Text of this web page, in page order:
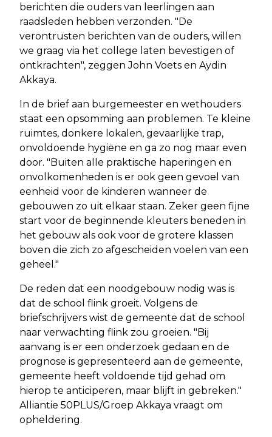
berichten die ouders van leerlingen aan
raadsleden hebben verzonden. "De
verontrusten berichten van de ouders, willen
we graag via het college laten bevestigen of
ontkrachten", zeggen John Voets en Aydin
Akkaya.
In de brief aan burgemeester en wethouders
staat een opsomming aan problemen. Te kleine
ruimtes, donkere lokalen, gevaarlijke trap,
onvoldoende hygiëne en ga zo nog maar even
door. "Buiten alle praktische haperingen en
onvolkomenheden is er ook geen gevoel van
eenheid voor de kinderen wanneer de
gebouwen zo uit elkaar staan. Zeker geen fijne
start voor de beginnende kleuters beneden in
het gebouw als ook voor de grotere klassen
boven die zich zo afgescheiden voelen van een
geheel."
De reden dat een noodgebouw nodig was is
dat de school flink groeit. Volgens de
briefschrijvers wist de gemeente dat de school
naar verwachting flink zou groeien. "Bij
aanvang is er een onderzoek gedaan en de
prognose is gepresenteerd aan de gemeente,
gemeente heeft voldoende tijd gehad om
hierop te anticiperen, maar blijft in gebreken."
Alliantie 50PLUS/Groep Akkaya vraagt om
opheldering.